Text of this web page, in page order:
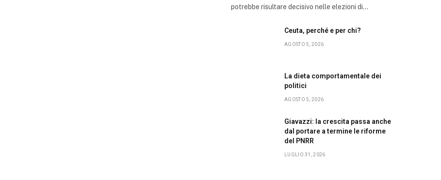
potrebbe risultare decisivo nelle elezioni di…
Ceuta, perché e per chi?
AGOSTO 5, 2026
La dieta comportamentale dei
politici
AGOSTO 5, 2026
Giavazzi: la crescita passa anche
dal portare a termine le riforme
del PNRR
LUGLIO 31, 2026